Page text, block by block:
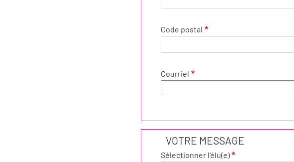
Code postal
Courriel
VOTRE MESSAGE
Sélectionner l'élu(e)